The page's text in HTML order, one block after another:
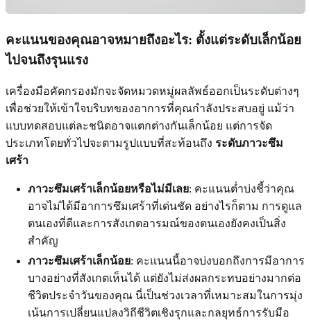
คะแนนของคุณอาจหมายถึงอะไร: ตั้งแต่ระดับเล็กน้อย
ไปจนถึงรุนแรง
เครื่องมือคัดกรองมักจะจัดหมวดหมู่ผลลัพธ์ออกเป็นระดับต่างๆ
เพื่อช่วยให้เข้าใจบริบทของอาการที่คุณกำลังประสบอยู่ แม้ว่า
แบบทดสอบแต่ละชนิดอาจแตกต่างกันเล็กน้อย แต่การจัด
ประเภทโดยทั่วไปจะตามรูปแบบที่สะท้อนถึง ระดับภาวะซึม
เศร้า
ภาวะซึมเศร้าเล็กน้อยหรือไม่มีเลย: คะแนนต่ำบ่งชี้ว่าคุณ
อาจไม่ได้มีอาการซึมเศร้าที่เด่นชัด อย่างไรก็ตาม การดูแล
ตนเองที่ดีและการสังเกตอารมณ์ของตนเองยังคงเป็นสิ่ง
สำคัญ
ภาวะซึมเศร้าเล็กน้อย: คะแนนนี้อาจบ่งบอกถึงการมีอาการ
บางอย่างที่สังเกตเห็นได้ แต่ยังไม่ส่งผลกระทบอย่างมากต่อ
ชีวิตประจำวันของคุณ นี่เป็นช่วงเวลาที่เหมาะสมในการมุ่ง
เน้นการเปลี่ยนแปลงวิถีชีวิตเชิงรุกและกลยุทธ์การรับมือ